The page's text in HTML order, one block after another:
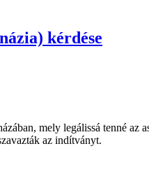
kérdése
mely legálissá tenné
az indítványt.